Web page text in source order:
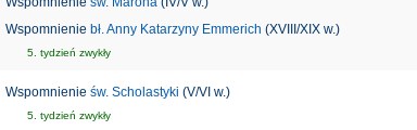
Wspomnienie bł. Anny Katarzyny Emmerich (XVIII/XIX w.)
5. tydzień zwykły
Wspomnienie św. Scholastyki (V/VI w.)
5. tydzień zwykły